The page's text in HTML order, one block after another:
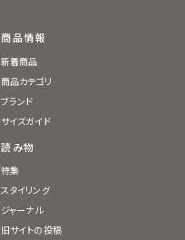
商品情報
新着商品
商品カテゴリ
ブランド
サイズガイド
読み物
特集
スタイリング
ジャーナル
旧サイトの投稿